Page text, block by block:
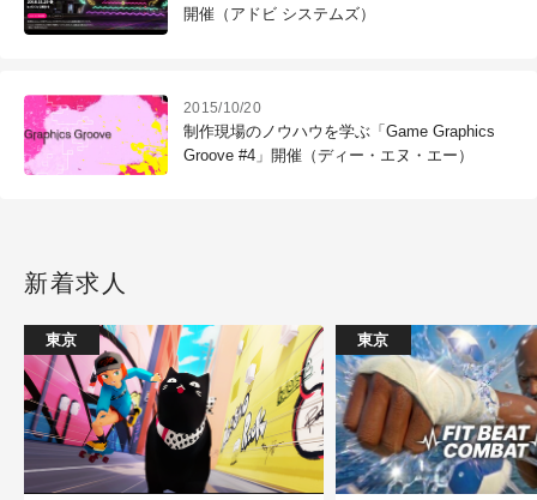
開催（アドビ システムズ）
2015/10/20
制作現場のノウハウを学ぶ「Game Graphics
Groove #4」開催（ディー・エヌ・エー）
新着求人
東京 東京